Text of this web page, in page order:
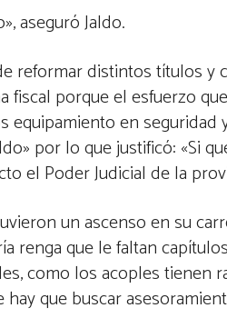
aseguró Jaldo.
reformar distintos títulos y
porque el esfuerzo
en seguridad
por lo que justificó: «Si
el Poder Judicial de la
un ascenso en su
renga que le faltan
como los acoples tienen
que buscar